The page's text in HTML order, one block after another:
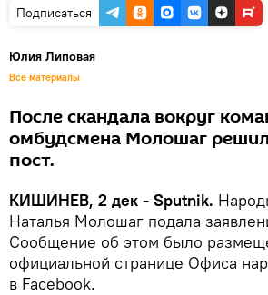
Подписаться
Юлия Липовая
Все материалы
После скандала вокруг
омбудсмена Молошаг
пост.
КИШИНЕВ, 2 дек - Sputnik.
Наталья Молошаг подала
Сообщение об этом было
официальной странице Офиса
в Facebook.